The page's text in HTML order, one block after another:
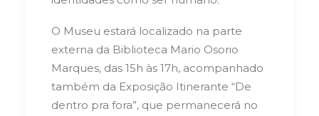
O Museu estará localizado na parte
externa da Biblioteca Mario Osorio
Marques, das 15h às 17h, acompanhado
também da Exposição Itinerante “De
dentro pra fora”, que permanecerá no